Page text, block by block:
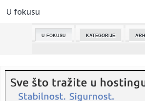
23:40:
23:40:
Američka podmornica sa
23:40:Dvije osobe poginule u padu
U fokusu
U FOKUSU KATEGORIJE